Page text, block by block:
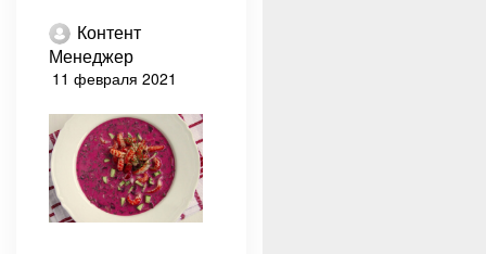
Контент
Менеджер
11 февраля 2021